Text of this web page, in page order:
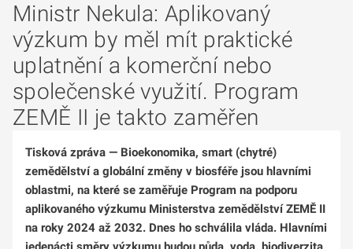
Ministr Nekula: Aplikovaný
výzkum by měl mít praktické
uplatnění a komerční nebo
společenské využití. Program
ZEMĚ II je takto zaměřen
Tisková zpráva — Bioekonomika, smart (chytré)
zemědělství a globální změny v biosféře jsou hlavními
oblastmi, na které se zaměřuje Program na podporu
aplikovaného výzkumu Ministerstva zemědělství ZEMĚ II
na roky 2024 až 2032. Dnes ho schválila vláda. Hlavními